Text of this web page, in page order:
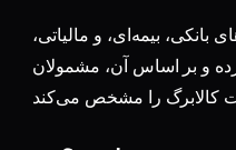
بانکی، بیمه‌ای، و مالیاتی،
و بر اساس آن، مشمولان